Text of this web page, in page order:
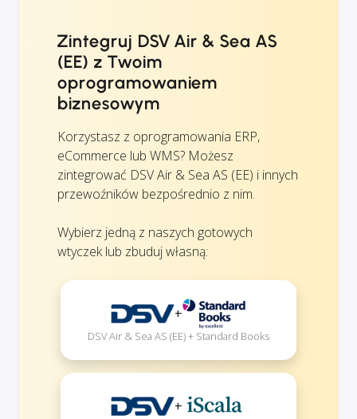
Zintegruj DSV Air & Sea AS
(EE) z Twoim
oprogramowaniem
biznesowym
Korzystasz z oprogramowania ERP,
eCommerce lub WMS? Możesz
zintegrować DSV Air & Sea AS (EE) i innych
przewoźników bezpośrednio z nim.
Wybierz jedną z naszych gotowych
wtyczek lub zbuduj własną:
+
DSV Air & Sea AS (EE) + Standard Books
+